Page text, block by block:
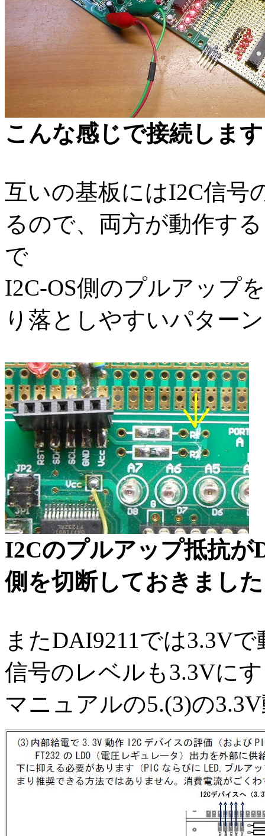
こんな感じで接続しま
互いの基板にはI2C信号
るので、両方が動作す
で
I2C-OS側のプルアップ
り落としやすいパター
I2Cのプルアップ抵抗が
側を切断しておきまし
またDAI9211では3.3V
信号のレベルも3.3Vに
マニュアルの5.(3)の